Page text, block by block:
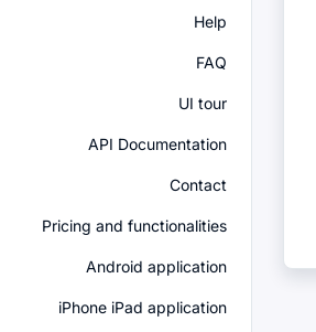
Help
FAQ
UI tour
API Documentation
Contact
Pricing and functionalities
Android application
iPhone iPad application